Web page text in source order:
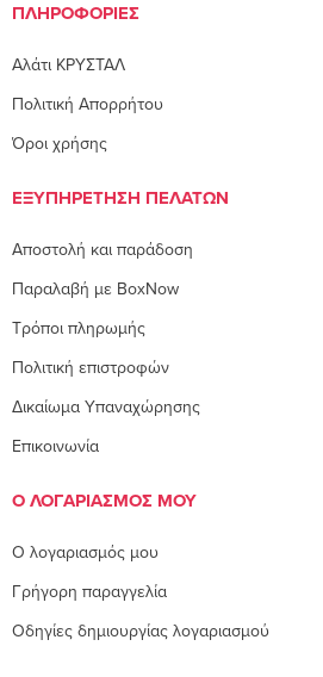
ΠΛΗΡΟΦΟΡΊΕΣ
Αλάτι ΚΡΥΣΤΑΛ
Πολιτική Απορρήτου
Όροι χρήσης
ΕΞΥΠΗΡΈΤΗΣΗ ΠΕΛΑΤΏΝ
Αποστολή και παράδοση
Παραλαβή με BoxNow
Τρόποι πληρωμής
Πολιτική επιστροφών
Δικαίωμα Υπαναχώρησης
Επικοινωνία
Ο ΛΟΓΑΡΙΑΣΜΌΣ ΜΟΥ
O λογαριασμός μου
Γρήγορη παραγγελία
Οδηγίες δημιουργίας λογαριασμού